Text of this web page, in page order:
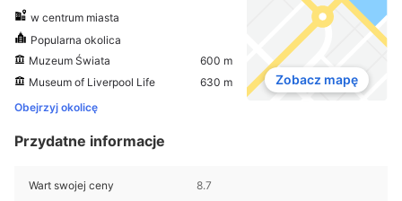
w centrum miasta
Popularna okolica
Muzeum Świata
600 m
Museum of Liverpool Life
630 m
Obejrzyj okolicę
Zobacz mapę
Przydatne informacje
Wart swojej ceny 8.7